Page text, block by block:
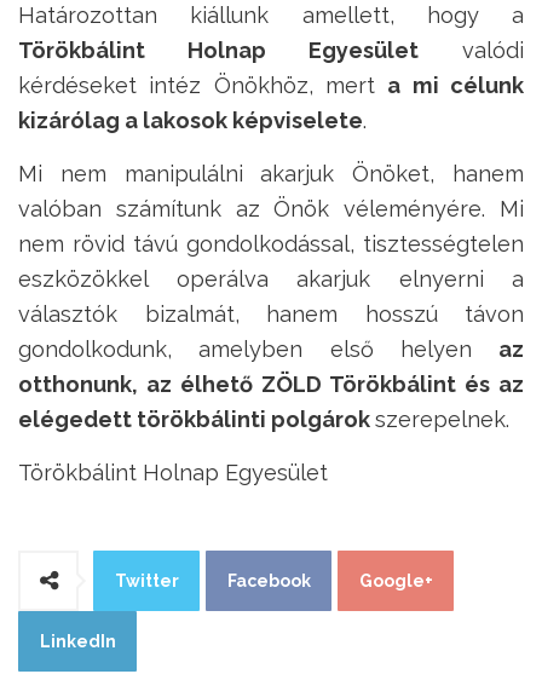
Határozottan kiállunk amellett, hogy a
Törökbálint Holnap Egyesület valódi
kérdéseket intéz Önökhöz, mert a mi célunk
kizárólag a lakosok képviselete.
Mi nem manipulálni akarjuk Önöket, hanem
valóban számítunk az Önök véleményére. Mi
nem rövid távú gondolkodással, tisztességtelen
eszközökkel operálva akarjuk elnyerni a
választók bizalmát, hanem hosszú távon
gondolkodunk, amelyben első helyen az
otthonunk, az élhető ZÖLD Törökbálint és az
elégedett törökbálinti polgárokszerepelnek.
Törökbálint Holnap Egyesület
Twitter Facebook Google+
LinkedIn